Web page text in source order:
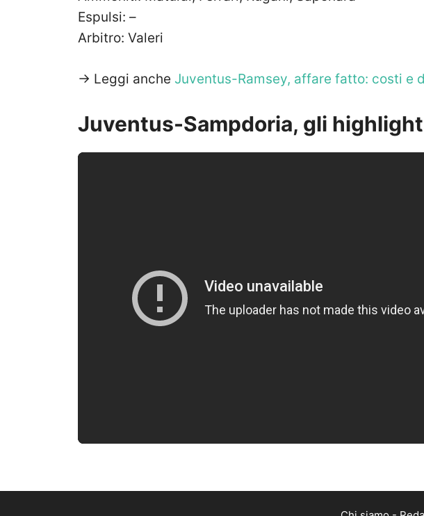
Espulsi: –
Arbitro: Valeri
-> Leggi anche Juventus-Ramsey, affare fatto: costi e
Juventus-Sampdoria, gli